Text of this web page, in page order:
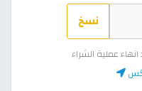
نسخ
عملية الشراء